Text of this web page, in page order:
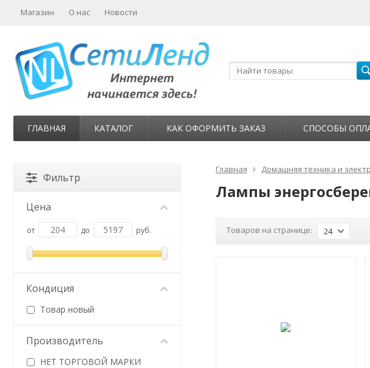
Магазин О нас Новости
ГЛАВНАЯ КАТАЛОГ КАК ОФОРМИТЬ ЗАКАЗ СПОСОБЫ
Главная Домашняя техника и
Лампы
Товаров на странице: 24
Фильтр
Цена
от до руб.
Кондиция
Товар новый
Производитель
НЕТ ТОРГОВОЙ МАРКИ